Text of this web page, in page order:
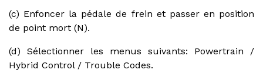
(c) Enfoncer la pédale de frein et passer en position
de point mort (N).
(d) Sélectionner les menus suivants: Powertrain /
Hybrid Control / Trouble Codes.